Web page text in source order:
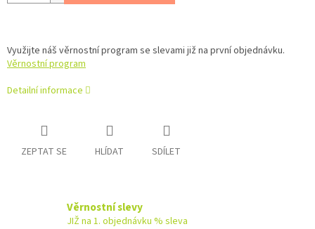
Využijte náš věrnostní program se slevami již na první objednávku.
Věrnostní program
Detailní informace
ZEPTAT SE HLÍDAT SDÍLET
Věrnostní slevy
JIŽ na 1. objednávku % sleva